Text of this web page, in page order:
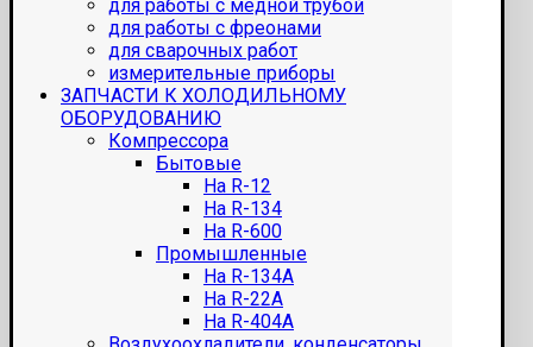
для работы с медной трубой
для работы с фреонами
для сварочных работ
измерительные приборы
ЗАПЧАСТИ К ХОЛОДИЛЬНОМУ
ОБОРУДОВАНИЮ
Компрессора
Бытовые
На R-12
На R-134
На R-600
Промышленные
На R-134A
На R-22A
На R-404A